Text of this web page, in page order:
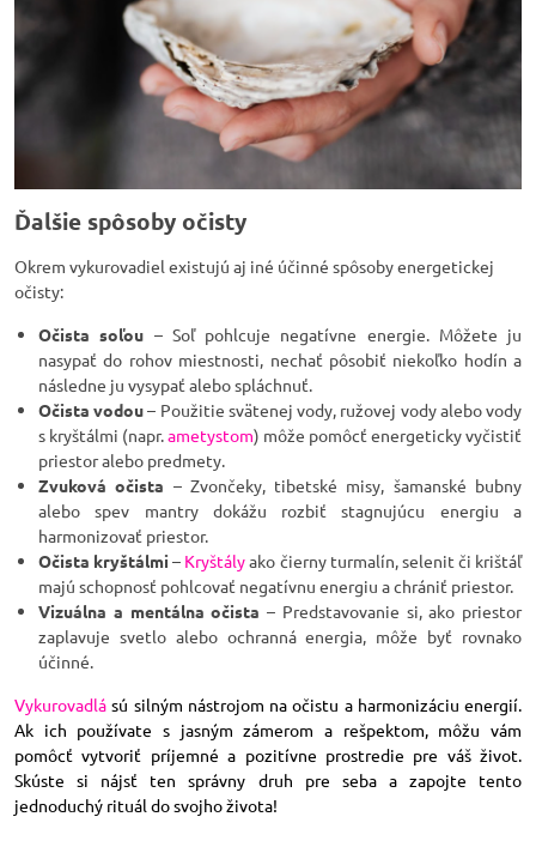
Ďalšie spôsoby očisty
Okrem vykurovadiel existujú aj iné účinné spôsoby energetickej
očisty:
Očista soľou – Soľ pohlcuje negatívne energie. Môžete ju
nasypať do rohov miestnosti, nechať pôsobiť niekoľko hodín a
následne ju vysypať alebo spláchnuť.
Očista vodou– Použitie svätenej vody, ružovej vody alebo vody
s kryštálmi (napr. ametystom) môže pomôcť energeticky vyčistiť
priestor alebo predmety.
Zvuková očista – Zvončeky, tibetské misy, šamanské bubny
alebo spev mantry dokážu rozbiť stagnujúcu energiu a
harmonizovať priestor.
Očista kryštálmi – Kryštályako čierny turmalín, selenit či krištáľ
majú schopnosť pohlcovať negatívnu energiu a chrániť priestor.
Vizuálna a mentálna očista – Predstavovanie si, ako priestor
zaplavuje svetlo alebo ochranná energia, môže byť rovnako
účinné.
Vykurovadlá sú silným nástrojom na očistu a harmonizáciu energií.
Ak ich používate s jasným zámerom a rešpektom, môžu vám
pomôcť vytvoriť príjemné a pozitívne prostredie pre váš život.
Skúste si nájsť ten správny druh pre seba a zapojte tento
jednoduchý rituál do svojho života!